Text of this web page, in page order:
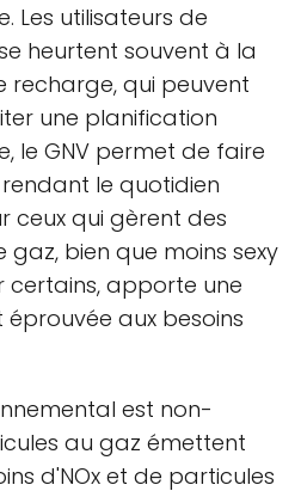
Les utilisateurs de
heurtent souvent à la
recharge, qui peuvent
une planification
le GNV permet de faire
le quotidien
ceux qui gèrent des
gaz, bien que moins sexy
certains, apporte une
aux besoins
est non-
au gaz émettent
d'NOx et de particules